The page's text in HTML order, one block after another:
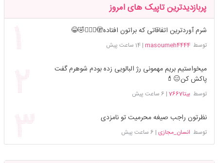
پربازدیدترین تاپیک های امروز
شرم آوردترین اتفاقاتی که براتون افتاده🫣🤦🏻‍♀️🤣😂
توسطmasoumeh4444
|14 ساعت پیش
میخواستیم بریم مهمونی رژ البالویی زده بودم شوهرم گفت
پاکش کن😑💄
توسطبیتا7667 | 6 ساعت پیش
نظرتون راجب صیغه محرمیت تو نامزدی
توسط انسان_مجازی | 6 ساعت پیش